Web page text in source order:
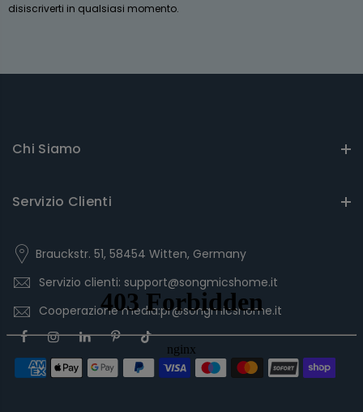
disiscriverti in qualsiasi momento.
Chi Siamo
Servizio Clienti
Brauckstr. 51, 58454 Witten, Germany
Servizio clienti: support@songmicshome.it
Cooperazione media:pr@songmicshome.it